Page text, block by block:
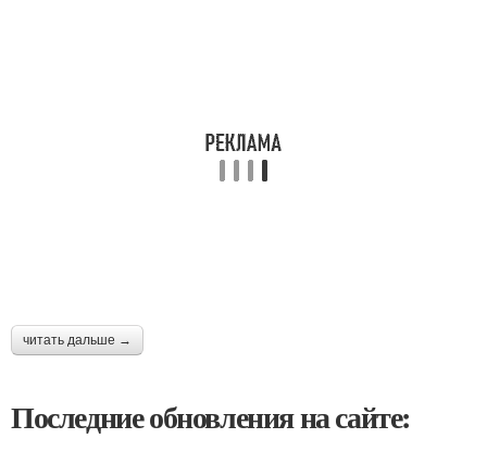
читать дальше →
Последние обновления на сайте: